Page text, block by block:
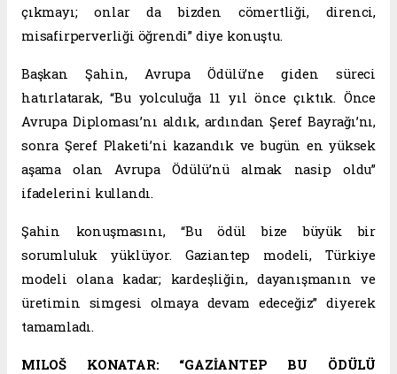
çıkmayı; onlar da bizden cömertliği, direnci,
misafirperverliği öğrendi” diye konuştu.
Başkan Şahin, Avrupa Ödülü’ne giden süreci
hatırlatarak, “Bu yolculuğa 11 yıl önce çıktık. Önce
Avrupa Diploması’nı aldık, ardından Şeref Bayrağı’nı,
sonra Şeref Plaketi’ni kazandık ve bugün en yüksek
aşama olan Avrupa Ödülü’nü almak nasip oldu”
ifadelerini kullandı.
Şahin konuşmasını, “Bu ödül bize büyük bir
sorumluluk yüklüyor. Gaziantep modeli, Türkiye
modeli olana kadar; kardeşliğin, dayanışmanın ve
üretimin simgesi olmaya devam edeceğiz” diyerek
tamamladı.
MILOŠ KONATAR: “GAZİANTEP BU ÖDÜLÜ